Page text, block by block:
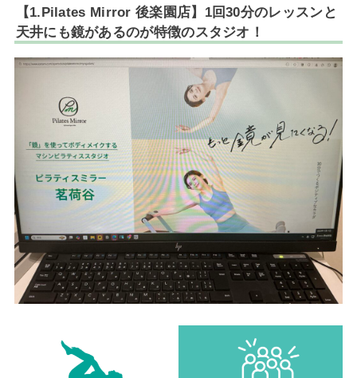
【1.Pilates Mirror 後楽園店】1回30分のレッスンと
天井にも鏡があるのが特徴のスタジオ！